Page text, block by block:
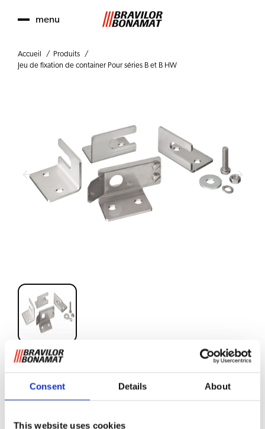
Consent Details About
This website uses cookies
menu
Accueil
Produits
Jeu de fixation de container Pour séries B et B HW
container Pour séries B et B
HW